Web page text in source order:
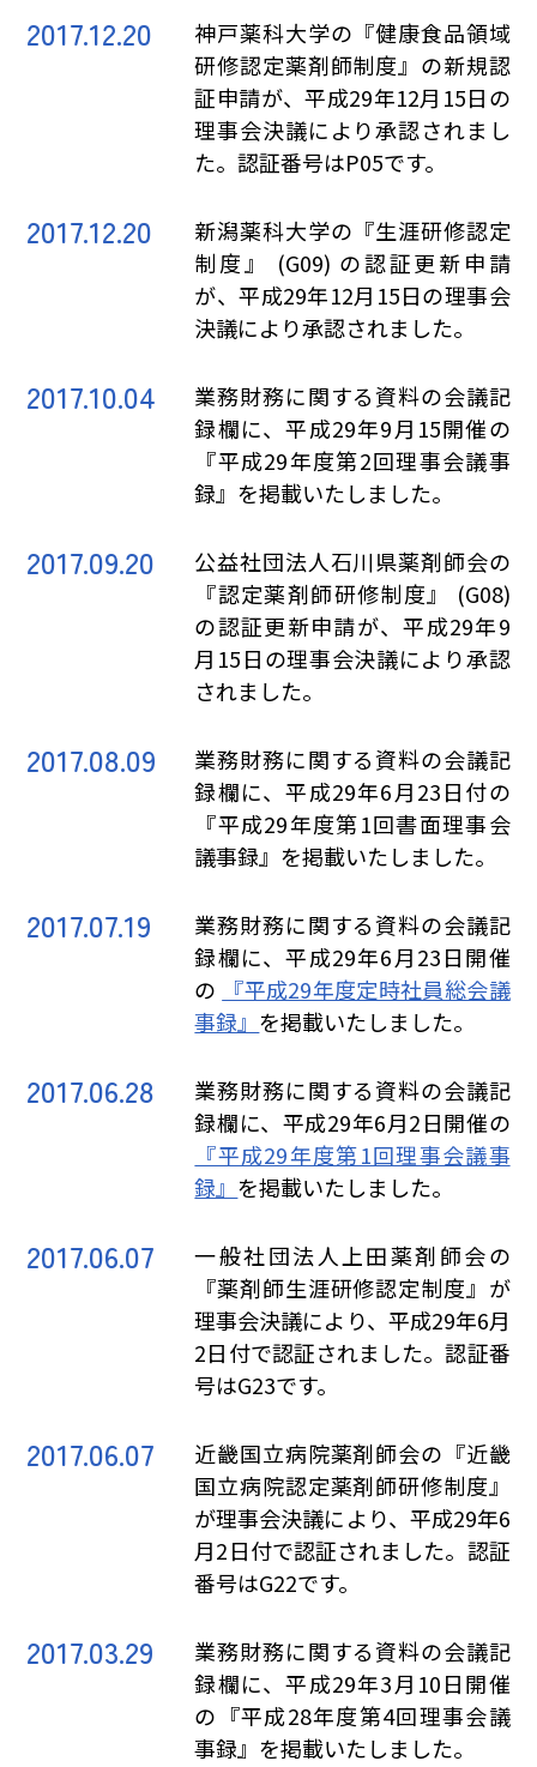
2017.12.20
神戸薬科大学の『健康食品領域
研修認定薬剤師制度』の新規認
証申請が、平成29年12月15日の
理事会決議により承認されまし
た。認証番号はP05です。
2017.12.20
新潟薬科大学の『生涯研修認定
制度』 (G09) の認証更新申請
が、平成29年12月15日の理事会
決議により承認されました。
2017.10.04
業務財務に関する資料の会議記
録欄に、平成29年9月15開催の
『平成29年度第2回理事会議事
録』を掲載いたしました。
2017.09.20
公益社団法人石川県薬剤師会の
『認定薬剤師研修制度』 (G08)
の認証更新申請が、平成29年9
月15日の理事会決議により承認
されました。
2017.08.09
業務財務に関する資料の会議記
録欄に、平成29年6月23日付の
『平成29年度第1回書面理事会
議事録』を掲載いたしました。
2017.07.19
業務財務に関する資料の会議記
録欄に、平成29年6月23日開催
の
『平成29年度定時社員総会議
事録』 を掲載いたしました。
2017.06.28
業務財務に関する資料の会議記
録欄に、平成29年6月2日開催の
『平成29年度第1回理事会議事
録』 を掲載いたしました。
2017.06.07
一般社団法人上田薬剤師会の
『薬剤師生涯研修認定制度』が
理事会決議により、平成29年6月
2日付で認証されました。認証番
号はG23です。
2017.06.07
近畿国立病院薬剤師会の『近畿
国立病院認定薬剤師研修制度』
が理事会決議により、平成29年6
月2日付で認証されました。認証
番号はG22です。
2017.03.29
業務財務に関する資料の会議記
録欄に、平成29年3月10日開催
の『平成28年度第4回理事会議
事録』を掲載いたしました。